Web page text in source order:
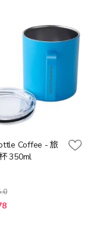
Coffee - 旅
350ml